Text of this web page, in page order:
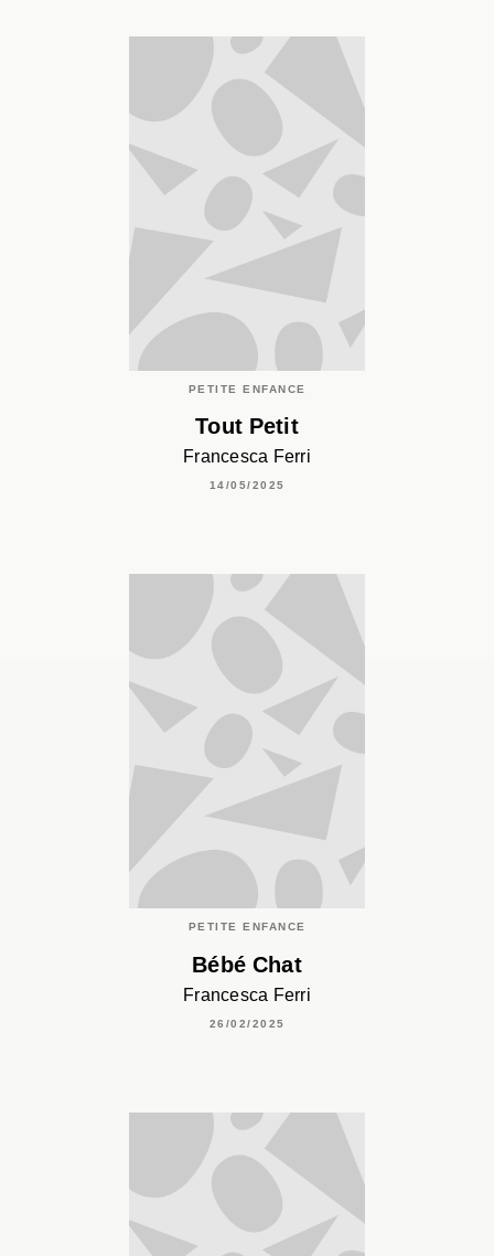
PETITE ENFANCE
Tout Petit
Francesca Ferri
14/05/2025
PETITE ENFANCE
Bébé Chat
Francesca Ferri
26/02/2025